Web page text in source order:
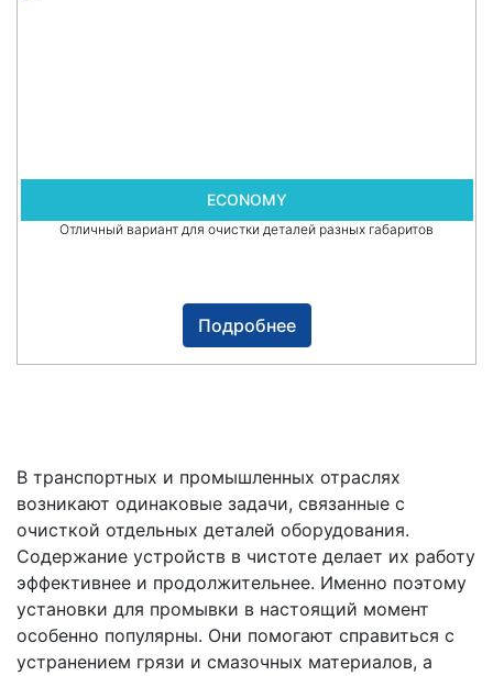
ECONOMY
Отличный вариант для очистки деталей разных габаритов
Подробнее
В транспортных и промышленных отраслях
возникают одинаковые задачи, связанные с
очисткой отдельных деталей оборудования.
Содержание устройств в чистоте делает их работу
эффективнее и продолжительнее. Именно поэтому
установки для промывки в настоящий момент
особенно популярны. Они помогают справиться с
устранением грязи и смазочных материалов, а